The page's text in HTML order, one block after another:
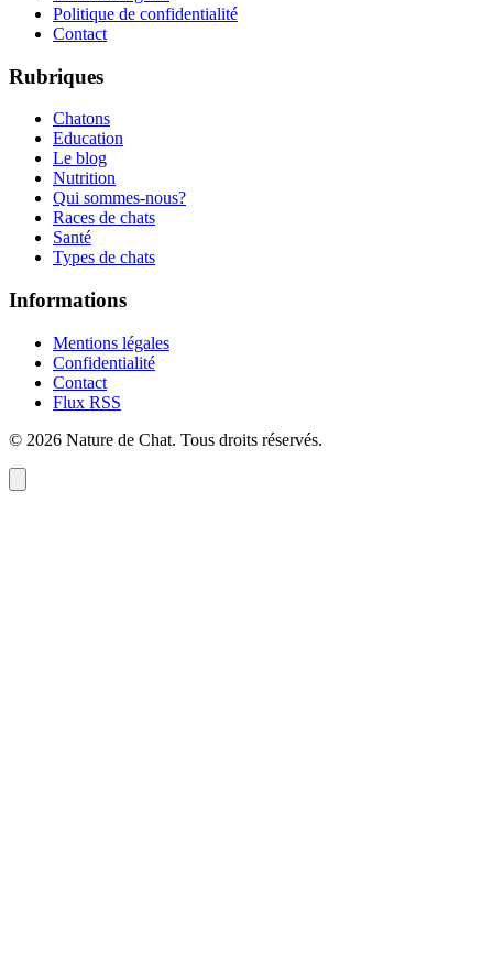
Politique de confidentialité
Contact
Rubriques
Chatons
Education
Le blog
Nutrition
Qui sommes-nous?
Races de chats
Santé
Types de chats
Informations
Mentions légales
Confidentialité
Contact
Flux RSS
© 2026 Nature de Chat. Tous droits réservés.